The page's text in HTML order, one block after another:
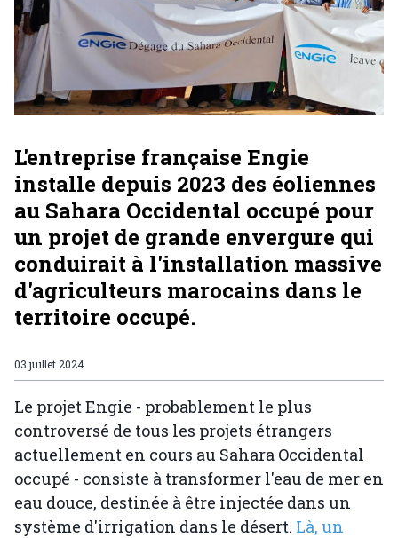
L'entreprise française Engie
installe depuis 2023 des éoliennes
au Sahara Occidental occupé pour
un projet de grande envergure qui
conduirait à l'installation massive
d'agriculteurs marocains dans le
territoire occupé.
03 juillet 2024
Le projet Engie - probablement le plus
controversé de tous les projets étrangers
actuellement en cours au Sahara Occidental
occupé - consiste à transformer l'eau de mer en
eau douce, destinée à être injectée dans un
système d'irrigation dans le désert. Là, un